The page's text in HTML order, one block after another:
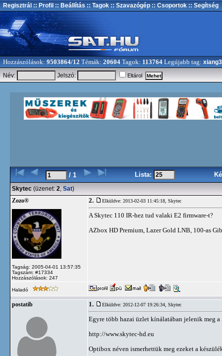
Regisztrál :: Profil :: Beállítás :: Tagok :: Szavazógép :: Csoportok :: Segítség
Hozzászólások: 9503864/12 Témák: 20604 Tagok: 113764 Legújabb tag:
Név:
Jelszó: Eltárol
/ 1 Lista:
Skytec (üzenet: 2, Sat)
Zozo®
Tagság: 2005-04-01 13:57:35
Tagszám: #17334
Hozzászólások: 247
2. Elküldve: 2013-02-03 11:45:18, Skytec
A Skytec 110 IR-hez tud valaki E2 firmware-t?
AZbox HD Premium, Lazer Gold LNB, 100-as
Haladó
postatib 1. Elküldve: 2012-12-07 19:26:34, Skytec
Egyre több hazai üzlet kínálatában jelenik meg
http://www.skytec-hd.eu
Optibox néven ismerhettük meg ezeket a